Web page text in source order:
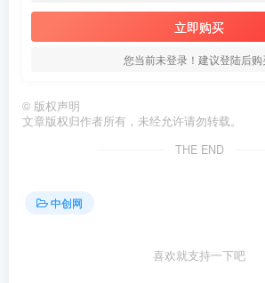
立即购买
您当前未登录！建议登陆后
© 版权声明
文章版权归作者所有，未经允许请勿转载。
THE END
中创网
喜欢就支持一下吧